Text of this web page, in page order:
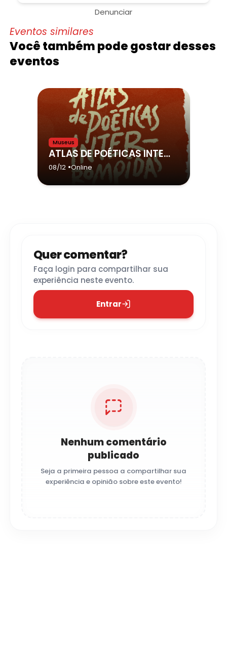
Denunciar
Eventos similares
Você também pode gostar desses
eventos
Museus
ATLAS DE POÉTICAS INTERROMPIDAS
08/12 •Online
Quer comentar?
Faça login para compartilhar sua
experiência neste evento.
Entrar
Nenhum comentário
publicado
Seja a primeira pessoa a compartilhar sua
experiência e opinião sobre este evento!